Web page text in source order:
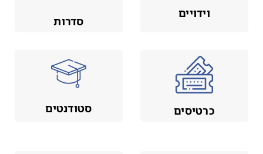
סדרות
וידויים
סטודנטים כרטיסים